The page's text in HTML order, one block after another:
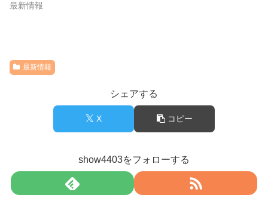
最新情報
最新情報
シェアする
X コピー
show4403をフォローする